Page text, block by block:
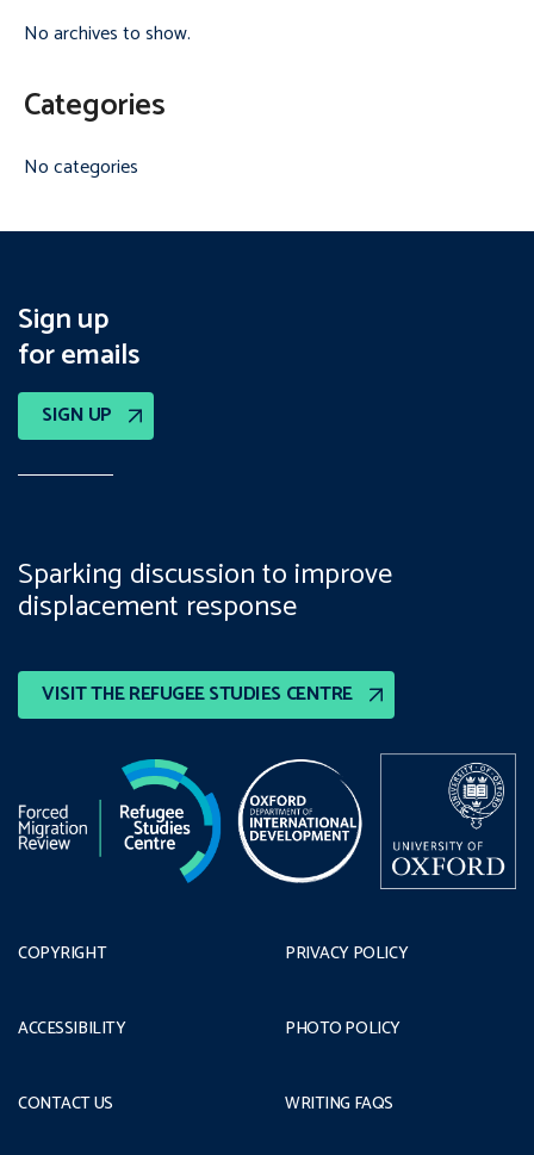
No archives to show.
Categories
No categories
Sign up
for emails
SIGN UP
VISIT THE REFUGEE STUDIES CENTRE
Sparking discussion to improve
displacement response
COPYRIGHT
ACCESSIBILITY
CONTACT US
PRIVACY POLICY
PHOTO POLICY
WRITING FAQS